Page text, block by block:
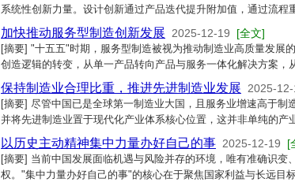
系统性创新力量。设计创新通过产品迭代提升附加值，通过流程
加快推动服务型制造创新发展 2025-12-19 [全文]
[摘要] "十五五"时期，服务型制造被视为推动制造业高质量发展
创造逻辑的转变，从单一产品转向产品与服务一体化解决方案，
保持制造业合理比重，推进先进制造业发展 2025-12-
[摘要] 尽管中国已是全球第一制造业大国，且服务业增速高于制
并将先进制造业置于现代化产业体系核心位置，这并非单纯的产
以历史主动精神集中力量办好自己的事 2025-12-19 [
[摘要] 当前中国发展面临机遇与风险并存的环境，唯有准确识变
权。"集中力量办好自己的事"的核心在于聚焦国家利益与长远目